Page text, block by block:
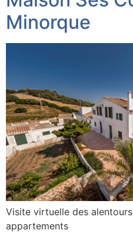
Minorque
Visite virtuelle des
appartements